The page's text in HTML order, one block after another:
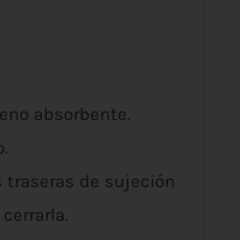
absorbente.
de sujeción